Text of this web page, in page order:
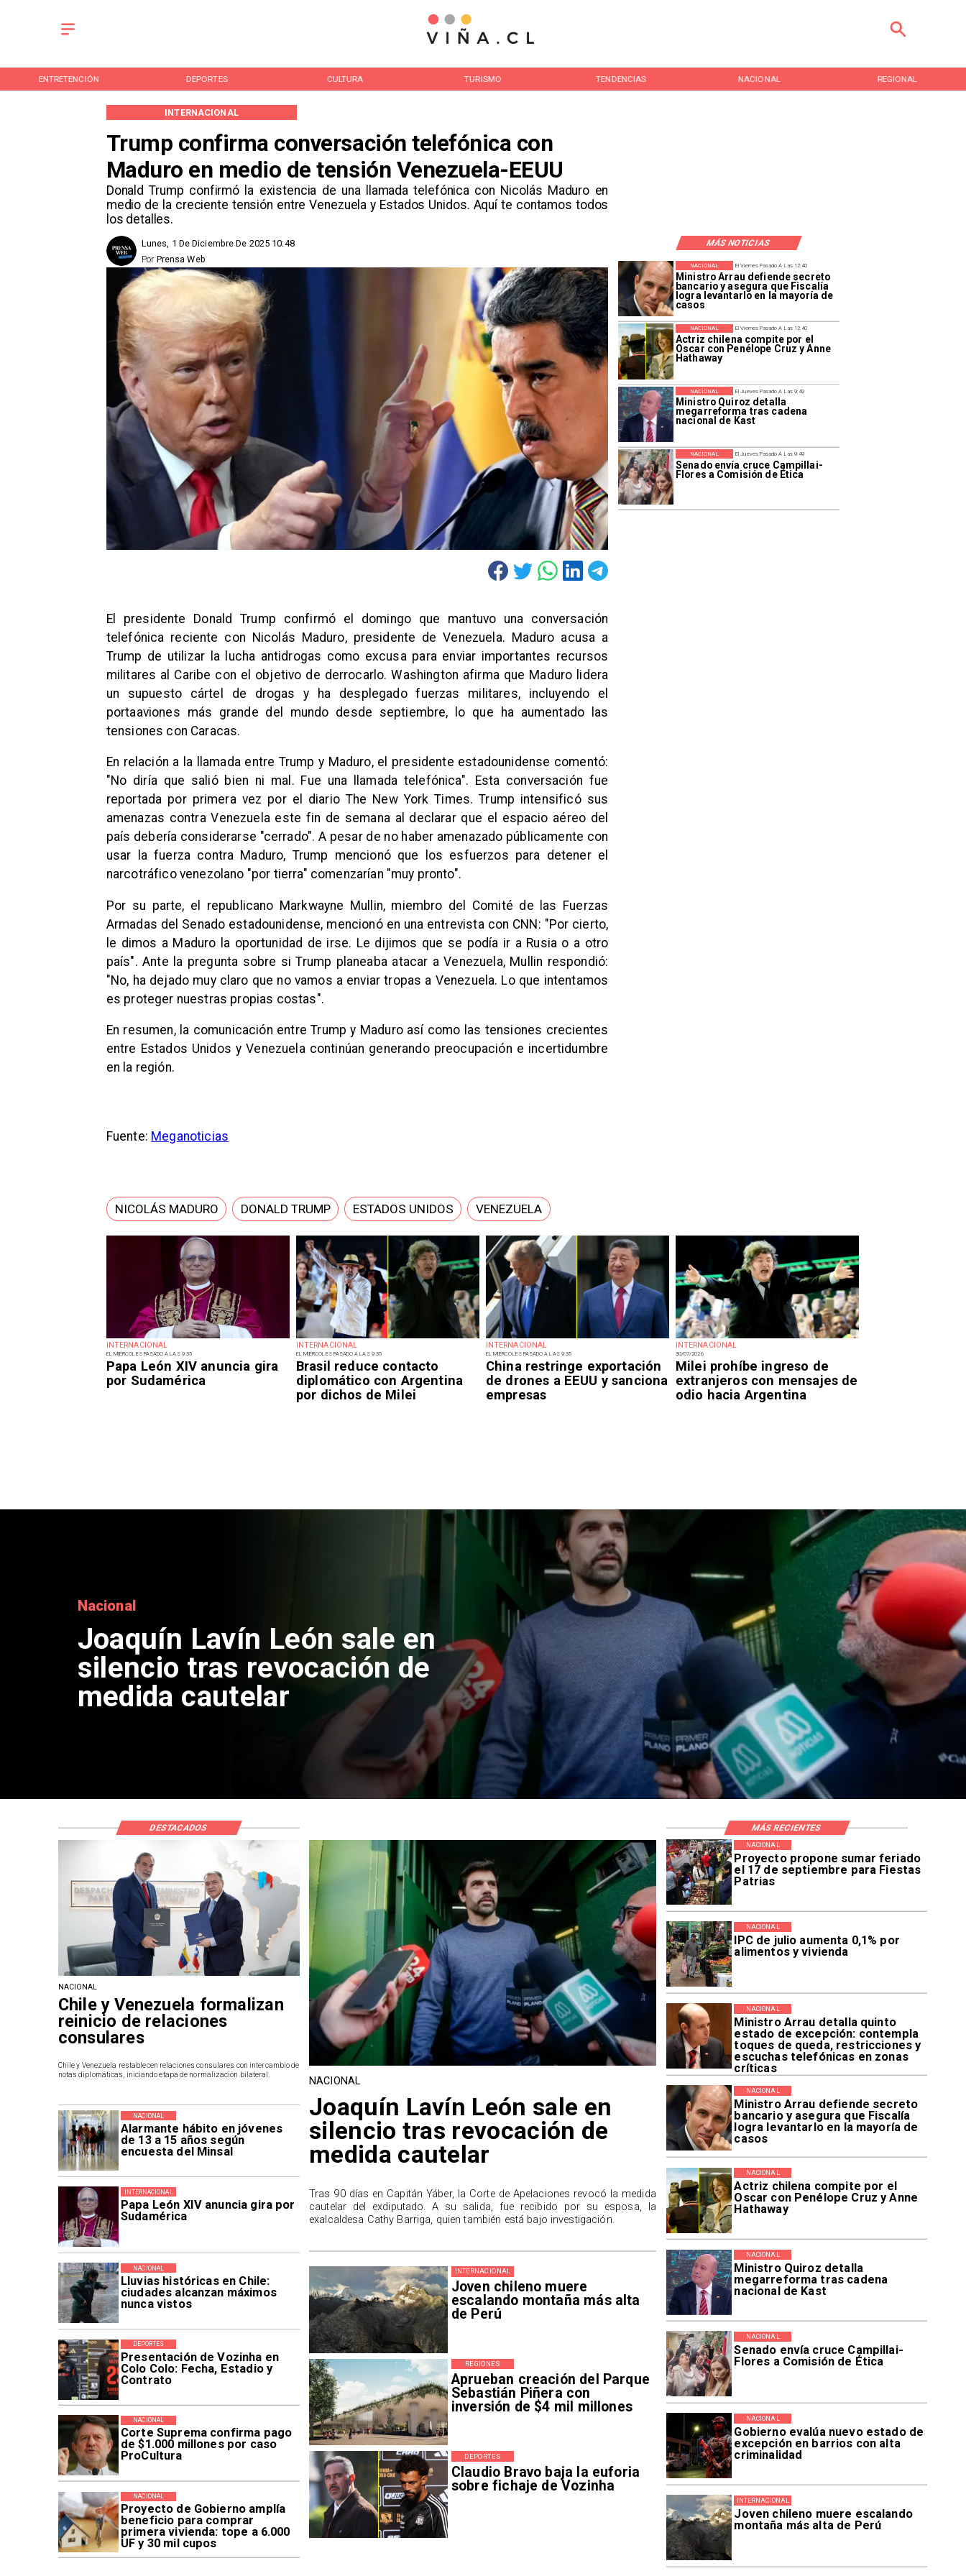
ENTRETENCIÓN DEPORTES CULTURA TURISMO TENDENCIAS NACIONAL REGIONAL
Trump confirma conversación telefónica con
Maduro en medio de tensión Venezuela-EEUU
Donald Trump confirmó la existencia de una llamada telefónica con Nicolás Maduro en
medio de la creciente tensión entre Venezuela y Estados Unidos. Aquí te contamos todos
los detalles.
INTERNACIONAL
MÁS NOTICIAS
Lunes, 1 De Diciembre De 2025 10:48
Prensa Web
Por
INTERNACIONAL
EL MIÉRCOLES PASADO A LAS 9:35
Papa León XIV anuncia gira
por Sudamérica
INTERNACIONAL
EL MIÉRCOLES PASADO A LAS 9:35
Brasil reduce contacto
diplomático con Argentina
por dichos de Milei
INTERNACIONAL
EL MIÉRCOLES PASADO A LAS 9:35
China restringe exportación
de drones a EEUU y sanciona
empresas
INTERNACIONAL
30/07/2026
Milei prohíbe ingreso de
extranjeros con mensajes de
odio hacia Argentina
El Viernes Pasado A Las 12:40
Ministro Arrau defiende secreto
bancario y asegura que Fiscalía
logra levantarlo en la mayoría de
casos
NACIONAL
El Viernes Pasado A Las 12:40
Actriz chilena compite por el
Oscar con Penélope Cruz y Anne
Hathaway
NACIONAL
El Jueves Pasado A Las 9:49
Ministro Quiroz detalla
megarreforma tras cadena
nacional de Kast
NACIONAL
El Jueves Pasado A Las 9:49
Senado envía cruce Campillai-
Flores a Comisión de Ética
NACIONAL
El presidente Donald Trump confirmó el domingo que mantuvo una conversación
telefónica reciente con Nicolás Maduro, presidente de Venezuela. Maduro acusa a
Trump de utilizar la lucha antidrogas como excusa para enviar importantes recursos
militares al Caribe con el objetivo de derrocarlo. Washington afirma que Maduro lidera
un supuesto cártel de drogas y ha desplegado fuerzas militares, incluyendo el
portaaviones más grande del mundo desde septiembre, lo que ha aumentado las
tensiones con Caracas.
En relación a la llamada entre Trump y Maduro, el presidente estadounidense comentó:
"No diría que salió bien ni mal. Fue una llamada telefónica". Esta conversación fue
reportada por primera vez por el diario The New York Times. Trump intensificó sus
amenazas contra Venezuela este fin de semana al declarar que el espacio aéreo del
país debería considerarse "cerrado". A pesar de no haber amenazado públicamente con
usar la fuerza contra Maduro, Trump mencionó que los esfuerzos para detener el
narcotráfico venezolano "por tierra" comenzarían "muy pronto".
Por su parte, el republicano Markwayne Mullin, miembro del Comité de las Fuerzas
Armadas del Senado estadounidense, mencionó en una entrevista con CNN: "Por cierto,
le dimos a Maduro la oportunidad de irse. Le dijimos que se podía ir a Rusia o a otro
país". Ante la pregunta sobre si Trump planeaba atacar a Venezuela, Mullin respondió:
"No, ha dejado muy claro que no vamos a enviar tropas a Venezuela. Lo que intentamos
es proteger nuestras propias costas".
En resumen, la comunicación entre Trump y Maduro así como las tensiones crecientes
entre Estados Unidos y Venezuela continúan generando preocupación e incertidumbre
en la región.
Fuente: Meganoticias
NICOLÁS MADURO DONALD TRUMP ESTADOS UNIDOS VENEZUELA
Nacional
Chile y Venezuela formalizan
reinicio de relaciones
consulares
Proyecto propone sumar feriado
el 17 de septiembre para Fiestas
Patrias
NACIONAL
IPC de julio aumenta 0,1% por
alimentos y vivienda
NACIONAL
Ministro Arrau detalla quinto
estado de excepción: contempla
toques de queda, restricciones y
escuchas telefónicas en zonas
críticas
NACIONAL
Ministro Arrau defiende secreto
bancario y asegura que Fiscalía
logra levantarlo en la mayoría de
casos
NACIONAL
Actriz chilena compite por el
Oscar con Penélope Cruz y Anne
Hathaway
NACIONAL
Ministro Quiroz detalla
megarreforma tras cadena
nacional de Kast
NACIONAL
Senado envía cruce Campillai-
Flores a Comisión de Ética
NACIONAL
Gobierno evalúa nuevo estado de
excepción en barrios con alta
criminalidad
NACIONAL
Joven chileno muere escalando
montaña más alta de Perú
INTERNACIONAL
Alarmante hábito en jóvenes
de 13 a 15 años según
encuesta del Minsal
NACIONAL
Papa León XIV anuncia gira por
Sudamérica
INTERNACIONAL
Lluvias históricas en Chile:
ciudades alcanzan máximos
nunca vistos
NACIONAL
Presentación de Vozinha en
Colo Colo: Fecha, Estadio y
Contrato
DEPORTES
Corte Suprema confirma pago
de $1.000 millones por caso
ProCultura
NACIONAL
Proyecto de Gobierno amplía
beneficio para comprar
primera vivienda: tope a 6.000
UF y 30 mil cupos
NACIONAL
Joven chileno muere
escalando montaña más alta
de Perú
INTERNACIONAL
Aprueban creación del Parque
Sebastián Piñera con
inversión de $4 mil millones
REGIONES
Claudio Bravo baja la euforia
sobre fichaje de Vozinha
DEPORTES
NACIONAL
Chile y Venezuela formalizan
reinicio de relaciones
consulares
Chile y Venezuela restablecen relaciones consulares con intercambio de
notas diplomáticas, iniciando etapa de normalización bilateral.
NACIONAL
Joaquín Lavín León sale en
silencio tras revocación de
medida cautelar
Tras 90 días en Capitán Yáber, la Corte de Apelaciones revocó la medida
cautelar del exdiputado. A su salida, fue recibido por su esposa, la
exalcaldesa Cathy Barriga, quien también está bajo investigación.
DESTACADOS MÁS RECIENTES